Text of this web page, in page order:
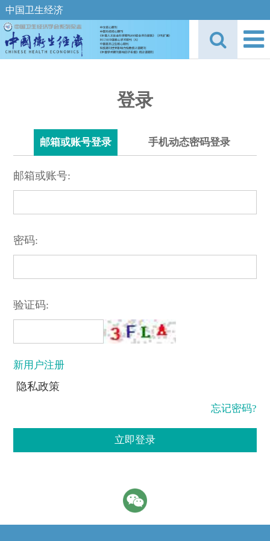
中国卫生经济
登录
邮箱或账号登录 手机动态密码登录
邮箱或账号:
密码:
验证码:
新用户注册
隐私政策
忘记密码?
立即登录